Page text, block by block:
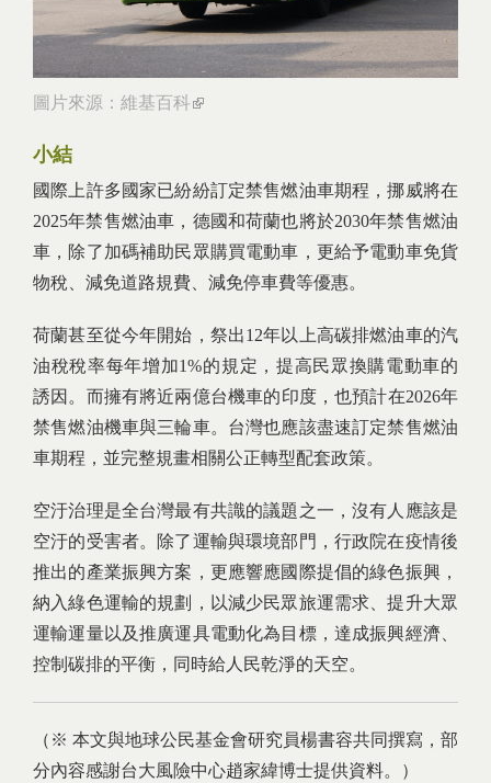
圖片來源： 維基百科(link is external)
小結
國際上許多國家已紛紛訂定禁售燃油車期程，挪威將在
2025年禁售燃油車，德國和荷蘭也將於2030年禁售燃油
車，除了加碼補助民眾購買電動車，更給予電動車免貨
物稅、減免道路規費、減免停車費等優惠。
荷蘭甚至從今年開始，祭出12年以上高碳排燃油車的汽
油稅稅率每年增加1%的規定，提高民眾換購電動車的
誘因。而擁有將近兩億台機車的印度，也預計在2026年
禁售燃油機車與三輪車。台灣也應該盡速訂定禁售燃油
車期程，並完整規畫相關公正轉型配套政策。
空汙治理是全台灣最有共識的議題之一，沒有人應該是
空汙的受害者。除了運輸與環境部門，行政院在疫情後
推出的產業振興方案，更應響應國際提倡的綠色振興，
納入綠色運輸的規劃，以減少民眾旅運需求、提升大眾
運輸運量以及推廣運具電動化為目標，達成振興經濟、
控制碳排的平衡，同時給人民乾淨的天空。
（※ 本文與地球公民基金會研究員楊書容共同撰寫，部
分內容感謝台大風險中心趙家緯博士提供資料。）